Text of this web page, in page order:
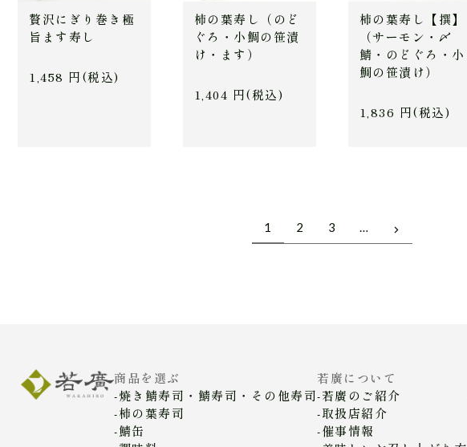
贅沢にぎり巻き極
旨ます寿し
1,458 円(税込)
柿の葉寿し（のど
ぐろ・小鯛の笹漬
け・ます）
1,404 円(税込)
柿の葉寿し【撰】
（サーモン・〆
鯖・のどぐろ・小
鯛の笹漬け）
1,836 円(税込)
1 2 3 …
商品を選ぶ
焼き鯖寿司・鯖寿司・その他寿司
柿の葉寿司
鯖缶
若廣について
若廣のご紹介
取扱店紹介
催事情報